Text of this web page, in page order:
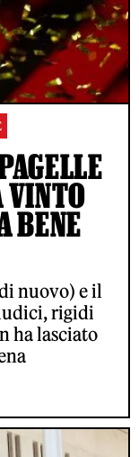
VINTO
BENE
nuovo) e il
rigidi
ha lasciato